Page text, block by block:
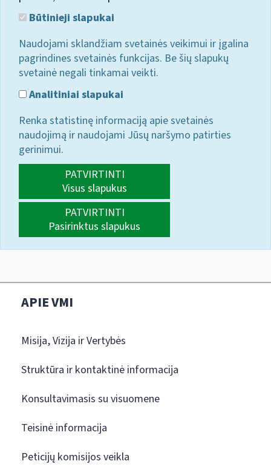
Būtinieji slapukai
Naudojami sklandžiam svetainės veikimui ir įgalina
pagrindines svetainės funkcijas. Be šių slapukų
svetainė negali tinkamai veikti.
Analitiniai slapukai
Renka statistinę informaciją apie svetainės
naudojimą ir naudojami Jūsų naršymo patirties
gerinimui.
PATVIRTINTI
Visus slapukus
PATVIRTINTI
Pasirinktus slapukus
APIE VMI
Misija, Vizija ir Vertybės
Struktūra ir kontaktinė informacija
Konsultavimasis su visuomene
Teisinė informacija
Peticijų komisijos veikla